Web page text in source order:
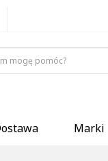
Marki